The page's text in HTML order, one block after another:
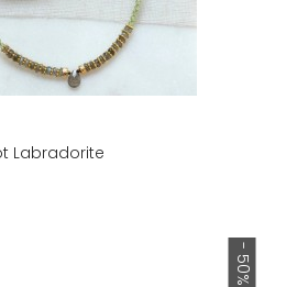
Labradorite
- 50%